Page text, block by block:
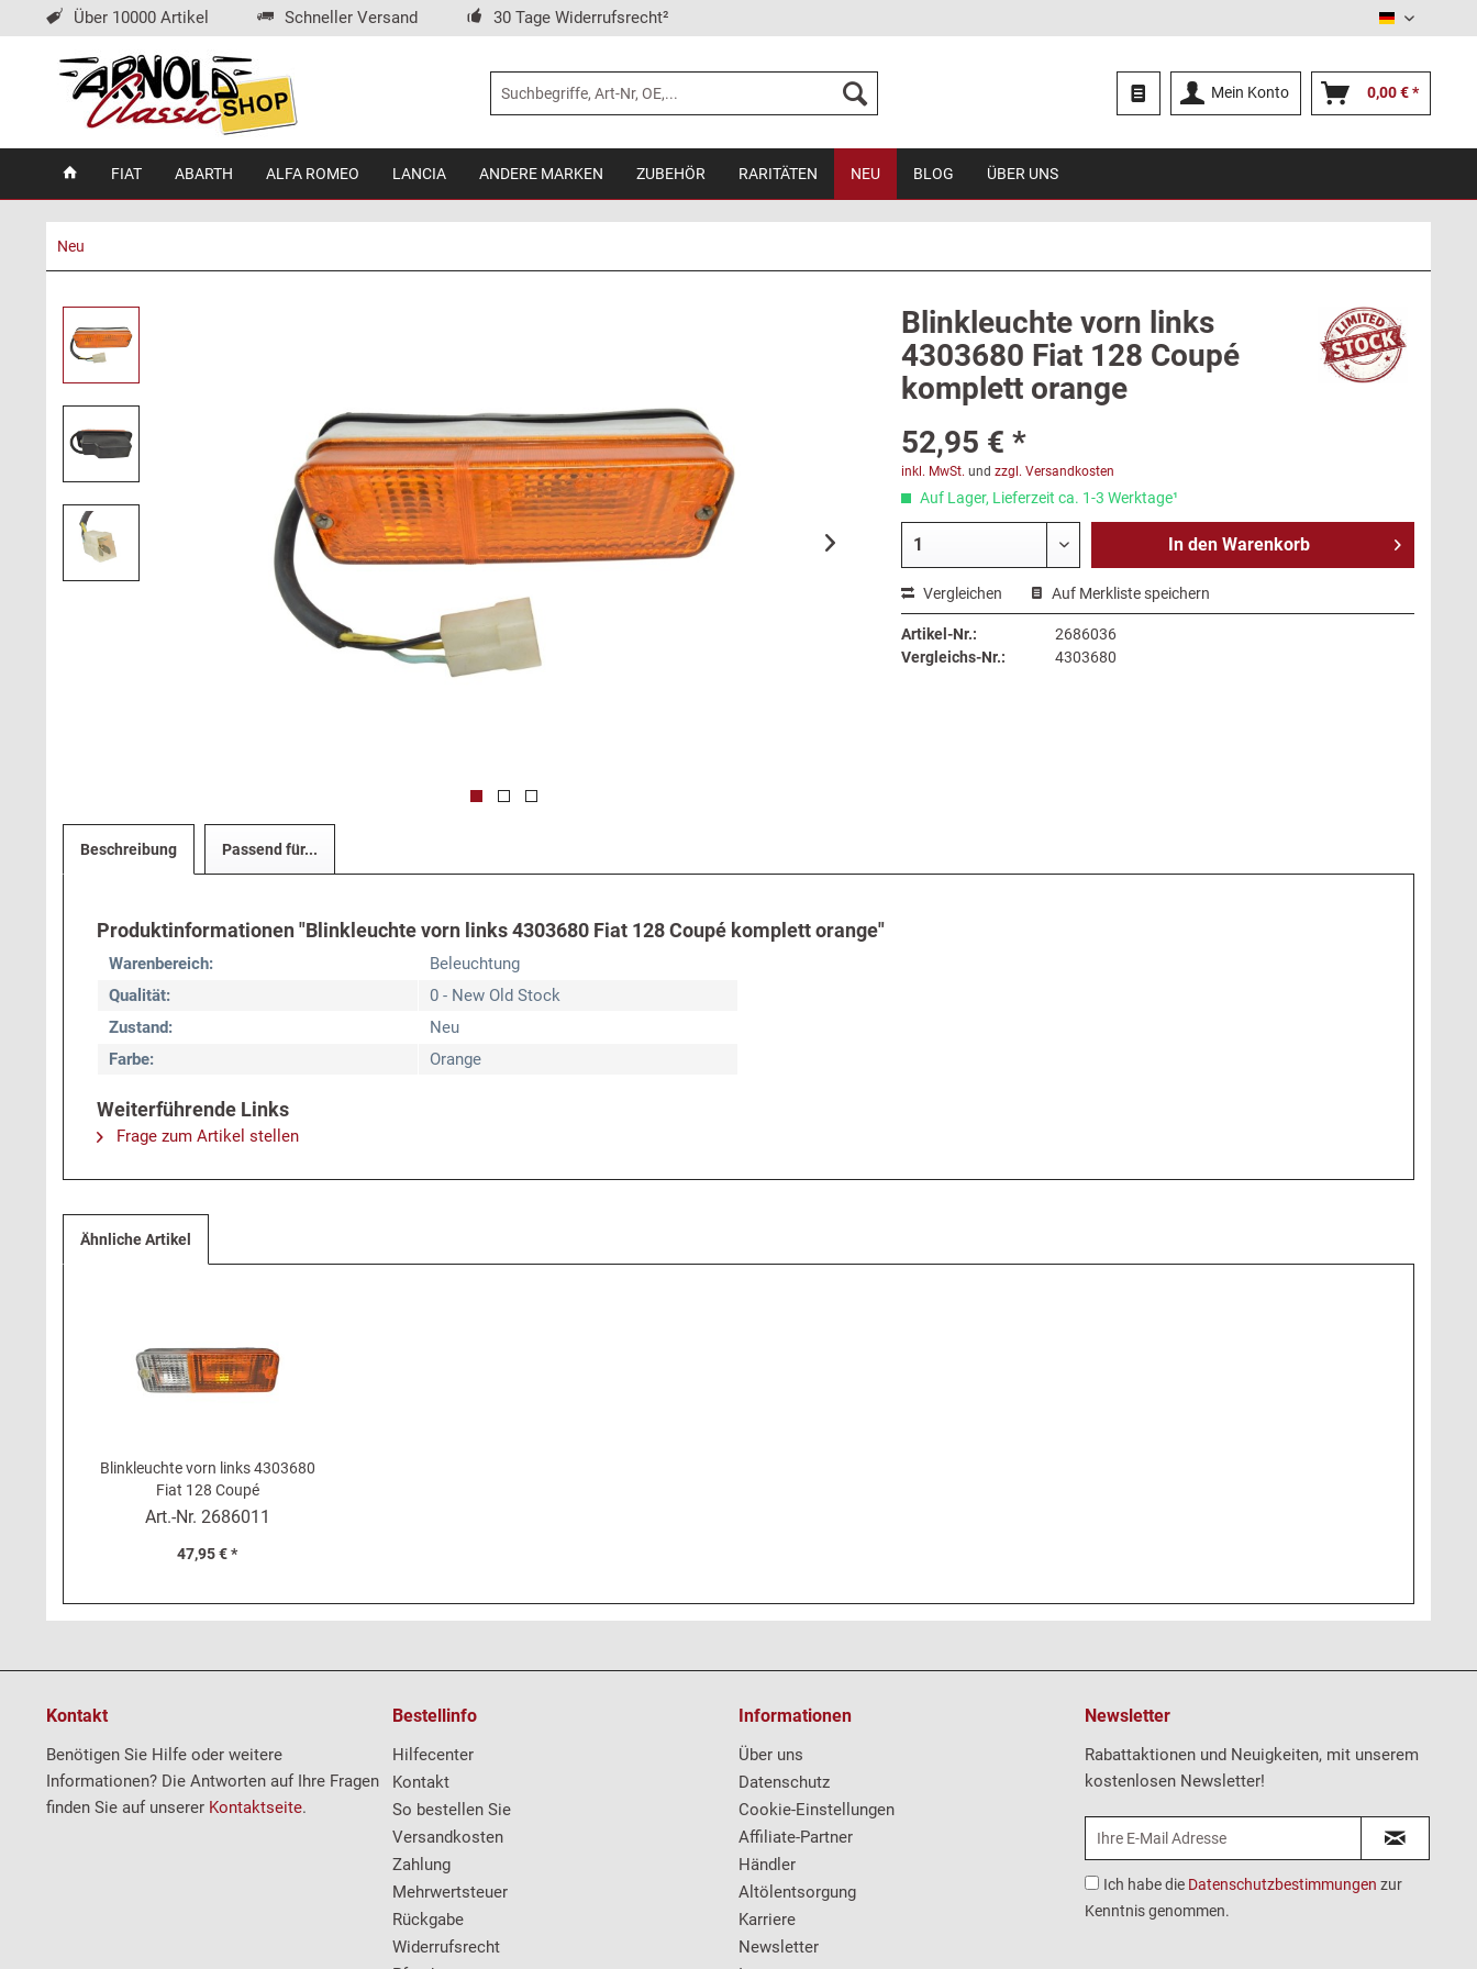
Über 10000 Artikel Schneller Versand 30 Tage Widerrufsrecht² Deutsch
Mein Konto 0,00 € *
FIAT ABARTH ALFA ROMEO LANCIA ANDERE MARKEN ZUBEHÖR RARITÄTEN NEU BLOG ÜBER UNS
Neu
Blinkleuchte vorn links
4303680 Fiat 128 Coupé
komplett orange
52,95 € *
inkl. MwSt. und zzgl. Versandkosten
Auf Lager, Lieferzeit ca. 1-3 Werktage¹
In den Warenkorb
Vergleichen Auf Merkliste speichern
Artikel-Nr.:
2686036
Vergleichs-Nr.:
4303680
Beschreibung Passend für...
Produktinformationen "Blinkleuchte vorn links 4303680 Fiat 128 Coupé komplett orange"
Warenbereich:
Beleuchtung
Qualität:
0 - New Old Stock
Zustand:
Neu
Farbe:
Orange
Weiterführende Links
Frage zum Artikel stellen
Ähnliche Artikel
Blinkleuchte vorn links 4303680
Fiat 128 Coupé
Art.-Nr. 2686011
47,95 € *
Kontakt
Benötigen Sie Hilfe oder weitere
Informationen? Die Antworten auf Ihre Fragen
finden Sie auf unserer Kontaktseite.
Bestellinfo
Hilfecenter
Kontakt
So bestellen Sie
Versandkosten
Zahlung
Mehrwertsteuer
Rückgabe
Widerrufsrecht
Informationen
Über uns
Datenschutz
Cookie-Einstellungen
Affiliate-Partner
Händler
Altölentsorgung
Karriere
Newsletter
Newsletter
Rabattaktionen und Neuigkeiten, mit unserem
kostenlosen Newsletter!
Ich habe die Datenschutzbestimmungen zur
Kenntnis genommen.